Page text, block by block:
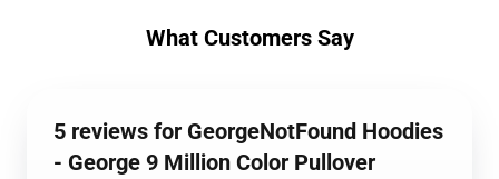
What Customers Say
5 reviews for GeorgeNotFound Hoodies
- George 9 Million Color Pullover